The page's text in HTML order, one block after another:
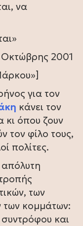
να
2001
για τον
κάνει τον
κι όπου ζουν
τον φίλο τους,
πολίτες.
των
των κομμάτων:
και